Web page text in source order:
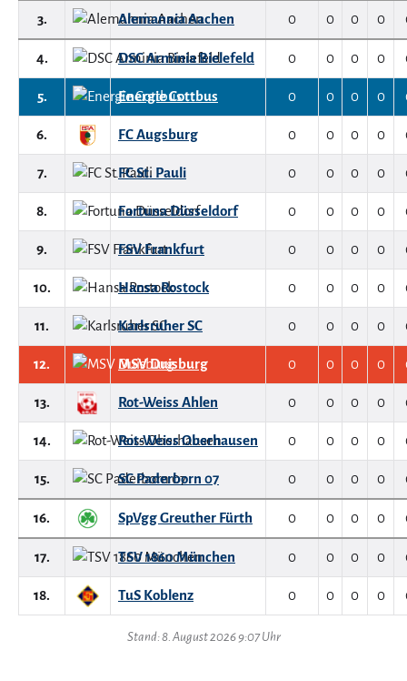
3. Alemannia Aachen 0 0 0 0
4. DSC Arminia Bielefeld 0 0 0 0
5. Energie Cottbus 0 0 0 0
6. FC Augsburg 0 0 0 0
7. FC St. Pauli 0 0 0 0
8. Fortuna Düsseldorf 0 0 0 0
9. FSV Frankfurt 0 0 0 0
10. Hansa Rostock 0 0 0 0
11. Karlsruher SC 0 0 0 0
12. MSV Duisburg 0 0 0 0
13. Rot-Weiss Ahlen 0 0 0 0
14. Rot-Weiss Oberhausen 0 0 0 0
15. SC Paderborn 07 0 0 0 0
16. SpVgg Greuther Fürth 0 0 0 0
17. TSV 1860 München 0 0 0 0
18. TuS Koblenz 0 0 0 0
Stand: 8. August 2026 9:07 Uhr